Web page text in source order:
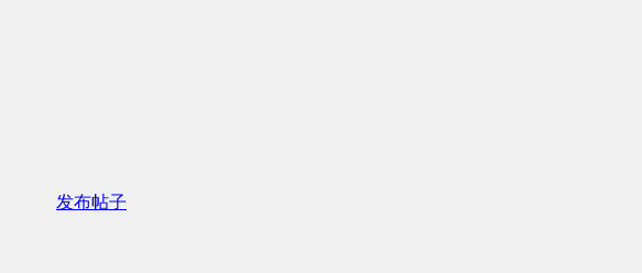
发布帖子